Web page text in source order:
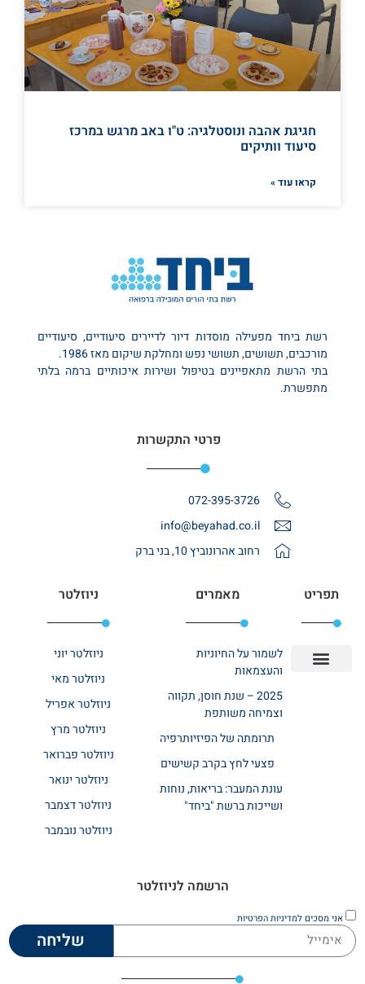
חגיגת אהבה ונוסטלגיה: ט"ו באב מרגש במרכז
סיעוד וותיקים
קראו עוד »
רשת ביחד מפעילה מוסדות דיור לדיירים סיעודיים, סיעודיים
מורכבים, תשושים, תשושי נפש ומחלקת שיקום מאז 1986.
בתי הרשת מתאפיינים בטיפול ושירות איכותיים ברמה בלתי
מתפשרת.
פרטי התקשרות
072-395-3726
info@beyahad.co.il
רחוב אהרונוביץ 10, בני ברק
תפריט מאמרים
לשמור על החיוניות
והעצמאות
2025 – שנת חוסן, תקווה
וצמיחה משותפת
תרומתה של הפיזיותרפיה
פצעי לחץ בקרב קשישים
עונת המעבר: בריאות, נוחות
ושייכות ברשת "ביחד"
ניוזלטר
ניוזלטר יוני
ניוזלטר מאי
ניוזלטר אפריל
ניוזלטר מרץ
ניוזלטר פברואר
ניוזלטר ינואר
ניוזלטר דצמבר
ניוזלטר נובמבר
הרשמה לניוזלטר
אני מסכים למדיניות הפרטיות
שליחה